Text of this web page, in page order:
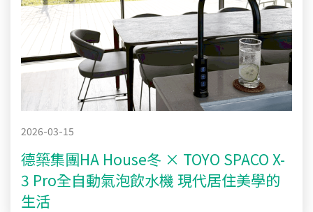
2026-03-15
德築集團HA House冬 × TOYO SPACO X-
3 Pro全自動氣泡飲水機 現代居住美學的
生活